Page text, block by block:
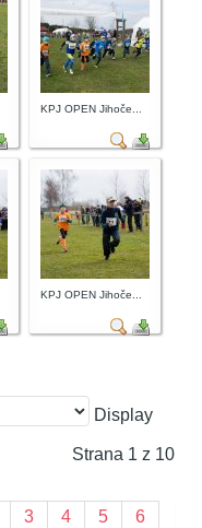
KPJ OPEN Jihoče...
KPJ OPEN Jihoče...
Display
Strana 1 z 10
3 4 5
6